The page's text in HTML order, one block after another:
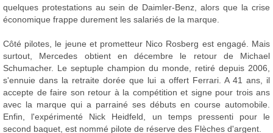
quelques protestations au sein de Daimler-Benz, alors que la crise
économique frappe durement les salariés de la marque.
Côté pilotes, le jeune et prometteur Nico Rosberg est engagé. Mais
surtout, Mercedes obtient en décembre le retour de Michael
Schumacher. Le septuple champion du monde, retiré depuis 2006,
s'ennuie dans la retraite dorée que lui a offert Ferrari. A 41 ans, il
accepte de faire son retour à la compétition et signe pour trois ans
avec la marque qui a parrainé ses débuts en course automobile.
Enfin, l'expérimenté Nick Heidfeld, un temps pressenti pour le
second baquet, est nommé pilote de réserve des Flèches d'argent.